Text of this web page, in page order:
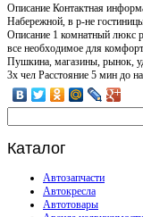
Описание Контактная
Набережной, в р-не
Описание 1 комнатный люкс
все необходимое для
Пушкина, магазины, рынок,
3х чел Расстояние 5 мин до
Каталог
Автозапчасти
Автокресла
Автотовары